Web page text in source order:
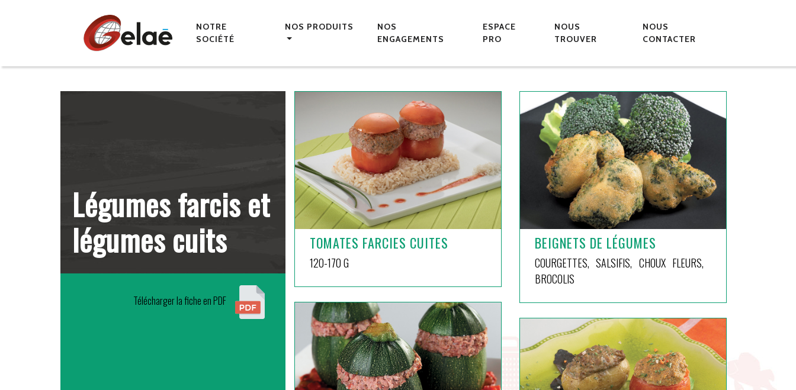
NOTRE
SOCIÉTÉ
NOS PRODUITS
NOS
ENGAGEMENTS
ESPACE
PRO
NOUS
TROUVER
NOUS
CONTACTER
Légumes farcis et
légumes cuits
Télécharger la fiche en PDF
TOMATES FARCIES CUITES
120-170 G
BEIGNETS DE LÉGUMES
COURGETTES, SALSIFIS, CHOUX FLEURS,
BROCOLIS